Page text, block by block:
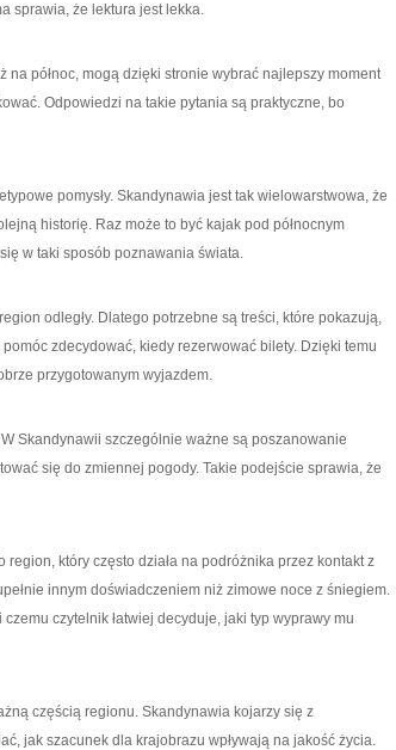
sprawia, że lektura jest lekka.
północ, mogą dzięki stronie wybrać najlepszy moment
Odpowiedzi na takie pytania są praktyczne, bo
pomysły. Skandynawia jest tak wielowarstwowa, że
historię. Raz może to być kajak pod północnym
w taki sposób poznawania świata.
odległy. Dlatego potrzebne są treści, które pokazują,
zdecydować, kiedy rezerwować bilety. Dzięki temu
przygotowanym wyjazdem.
Skandynawii szczególnie ważne są poszanowanie
się do zmiennej pogody. Takie podejście sprawia, że
który często działa na podróżnika przez kontakt z
innym doświadczeniem niż zimowe noce z śniegiem.
czytelnik łatwiej decyduje, jaki typ wyprawy mu
częścią regionu. Skandynawia kojarzy się z
jak szacunek dla krajobrazu wpływają na jakość życia.